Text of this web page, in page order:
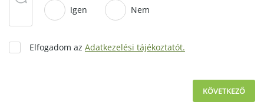
Igen Nem
Elfogadom az Adatkezelési tájékoztatót.
KÖVETKEZŐ